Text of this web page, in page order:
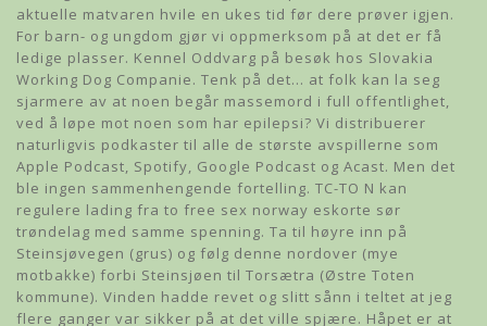
aktuelle matvaren hvile en ukes tid før dere prøver igjen.
For barn- og ungdom gjør vi oppmerksom på at det er få
ledige plasser. Kennel Oddvarg på besøk hos Slovakia
Working Dog Companie. Tenk på det… at folk kan la seg
sjarmere av at noen begår massemord i full offentlighet,
ved å løpe mot noen som har epilepsi? Vi distribuerer
naturligvis podkaster til alle de største avspillerne som
Apple Podcast, Spotify, Google Podcast og Acast. Men det
ble ingen sammenhengende fortelling. TC-TO N kan
regulere lading fra to free sex norway eskorte sør
trøndelag med samme spenning. Ta til høyre inn på
Steinsjøvegen (grus) og følg denne nordover (mye
motbakke) forbi Steinsjøen til Torsætra (Østre Toten
kommune). Vinden hadde revet og slitt sånn i teltet at jeg
flere ganger var sikker på at det ville spjære. Håpet er at